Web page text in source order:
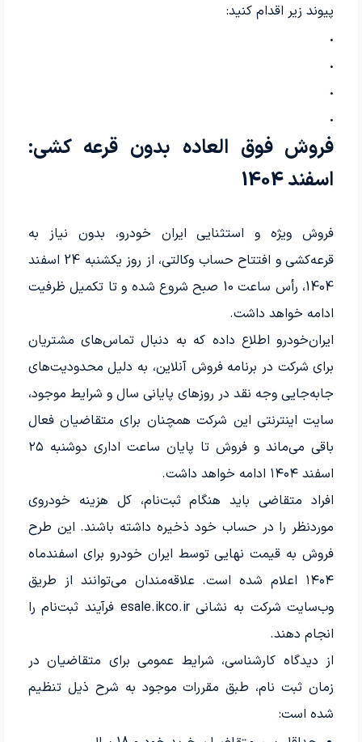
پیوند زیر اقدام کنید:
.
.
.
.
فروش فوق العاده بدون قرعه کشی:
اسفند 1404
فروش ویژه و استثنایی ایران خودرو، بدون نیاز به
قرعه‌کشی و افتتاح حساب وکالتی، از روز یکشنبه 24 اسفند
1404، رأس ساعت 10 صبح شروع شده و تا تکمیل ظرفیت
ادامه خواهد داشت.
ایران‌خودرو اطلاع داده که به دنبال تماس‌های مشتریان
برای شرکت در برنامه فروش آنلاین، به دلیل محدودیت‌های
جابه‌جایی وجه نقد در روزهای پایانی سال و شرایط موجود،
سایت اینترنتی این شرکت همچنان برای متقاضیان فعال
باقی می‌ماند و فروش تا پایان ساعت اداری دوشنبه ۲۵
اسفند ۱۴۰۴ ادامه خواهد داشت.
افراد متقاضی باید هنگام ثبت‌نام، کل هزینه خودروی
موردنظر را در حساب خود ذخیره داشته باشند. این طرح
فروش به قیمت نهایی توسط ایران خودرو برای اسفندماه
۱۴۰۴ اعلام شده است. علاقه‌مندان می‌توانند از طریق
وب‌سایت شرکت به نشانی esale.ikco.ir فرآیند ثبت‌نام را
انجام دهند.
از دیدگاه کارشناسی، شرایط عمومی برای متقاضیان در
زمان ثبت نام، طبق مقررات موجود به شرح ذیل تنظیم
شده است: